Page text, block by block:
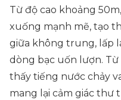
Từ độ cao khoảng
xuống mạnh mẽ, tạo
giữa không trung, lấp
dòng bạc uốn lượn.
thấy tiếng nước chảy
mang lại cảm giác thư